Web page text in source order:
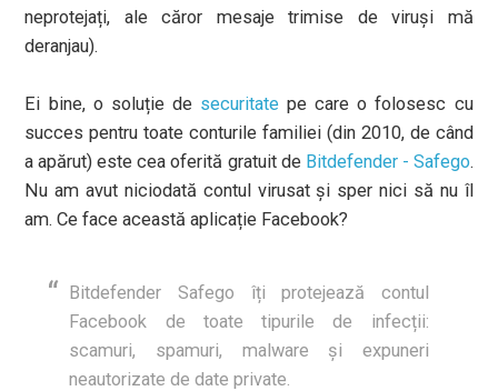
neprotejați, ale căror mesaje trimise de viruși mă
deranjau).
Ei bine, o soluție de securitate pe care o folosesc cu
succes pentru toate conturile familiei (din 2010, de când
a apărut) este cea oferită gratuit de Bitdefender - Safego.
Nu am avut niciodată contul virusat și sper nici să nu îl
am. Ce face această aplicație Facebook?
Bitdefender Safego îți protejează contul
Facebook de toate tipurile de infecții:
scamuri, spamuri, malware și expuneri
neautorizate de date private.